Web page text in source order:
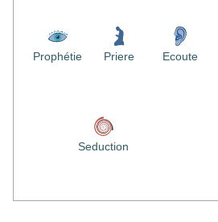
Prophétie Priere Ecoute
Seduction